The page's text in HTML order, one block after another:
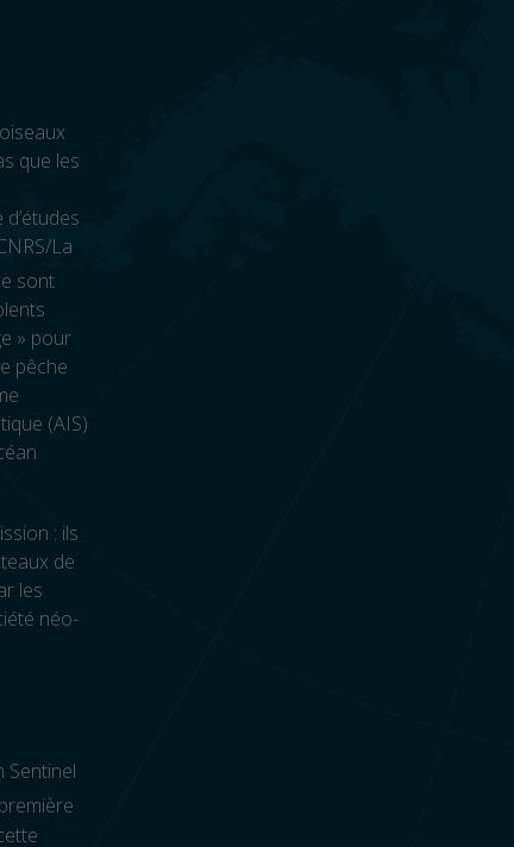
que les
La
sont
» pour
pêche
(AIS)
: ils
de
les
néo-
Sentinel